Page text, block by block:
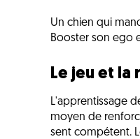
Un chien qui
Booster son ego
Le jeu et la
L'apprentissage
moyen de
sent compétent.